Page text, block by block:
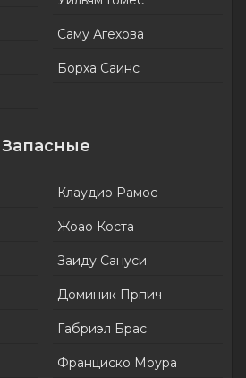
Саму Агехова
Борха Саинс
Запасные
Клаудио Рамос
Жоао Коста
Заиду Сануси
Доминик Прпич
Габриэл Брас
Франциско Моура